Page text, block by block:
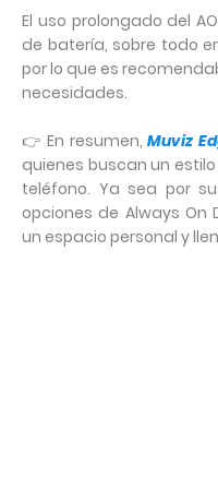
El uso prolongado del
de batería, sobre todo
por lo que es
necesidades.
👉 En resumen,Muviz
quienes buscan un
teléfono. Ya sea por
opciones de Always On
un espacio personal y